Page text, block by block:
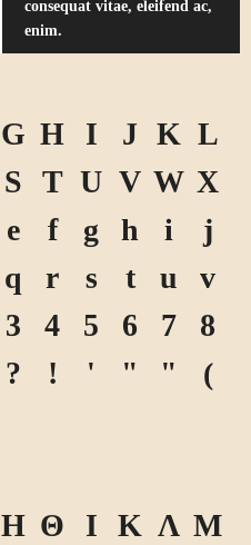
consequat vitae, eleifend ac,
enim.
G H I J K L
S T U V W X
e f g h i
j
q r s t u
v
3 4 5 6 7
8
? ! ' " "
(
Η Θ Ι Κ Λ Μ